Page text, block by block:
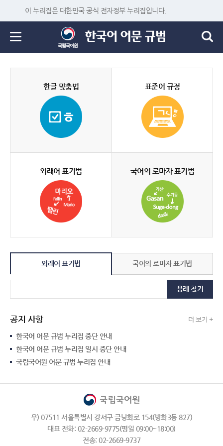
이 누리집은 대한민국 공식 전자정부 누리집입니다.
한글 맞춤법 표준어 규정
외래어 표기법 국어의 로마자 표기법
외래어 표기법 국어의 로마자 표기법
용례 찾기
공지 사항 더 보기 +
한국어 어문 규범 누리집 중단 안내
한국어 어문 규범 누리집 일시 중단 안내
국립국어원 어문 규범 누리집 안내
우) 07511 서울특별시 강서구 금낭화로 154(방화3동 827)
대표 전화: 02-2669-9775(평일 09:00~18:00)
전송: 02-2669-9737